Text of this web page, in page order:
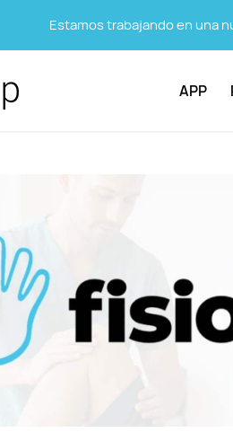
APP
Estamos trabajando en una